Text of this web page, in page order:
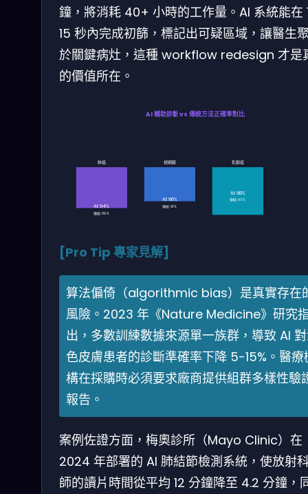
鐘，將消耗 40+ 小時的工作量。AI 系統能在
15 秒內完成初篩，標記出可疑區域，讓醫生
於關鍵病灶，這種 workflow redesign 才是
的價值所在。
肺癌
AI: 94%
傳統: 89%
視網膜
AI: 96%
傳統: 91%
乳腺癌
AI: 98%
傳統: 93%
AI 輔助診斷 vs 傳統方法正確率對比
[Pro Tip 專家見解]
算法偏倚（algorithmic bias）是真實存在
風險。2023 年《Nature Medicine》研究
出，多數訓練數據來源單一族群，導致 AI
色皮膚患者的診斷準確率下降 5-15%。醫療
構在採購時必須要求廠商提供組群多樣性驗
報告。
案例佐證方面，梅奧診所（Mayo Clinic）在
2024 年部署的 AI 肺結節檢測系統，使放射
師的讀片時間從平均 12 分鐘降至 4.2 分鐘，